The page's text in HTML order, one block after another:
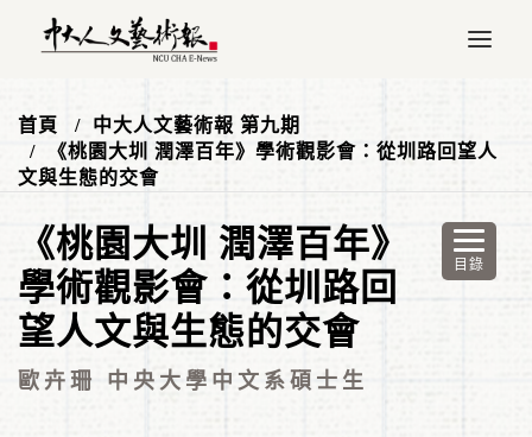
首頁
中大人文藝術報 第九期
《桃園大圳 潤澤百年》學術觀影會：從圳路回望人
文與生態的交會
《桃園大圳 潤澤百年》
學術觀影會：從圳路回
望人文與生態的交會
歐卉珊 中央大學中文系碩士生